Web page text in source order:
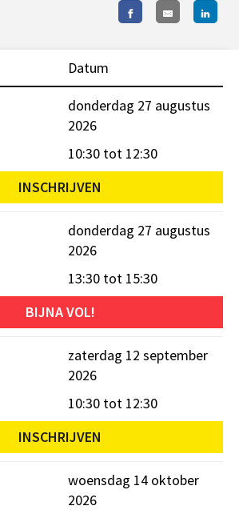
Datum
donderdag 27 augustus
2026
10:30 tot 12:30
INSCHRIJVEN
donderdag 27 augustus
2026
13:30 tot 15:30
BIJNA VOL!
zaterdag 12 september
2026
10:30 tot 12:30
INSCHRIJVEN
woensdag 14 oktober
2026